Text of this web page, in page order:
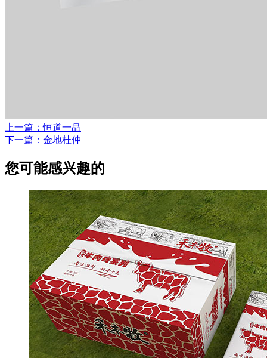
上一篇：恒道一品
下一篇：金地杜仲
您可能感兴趣的